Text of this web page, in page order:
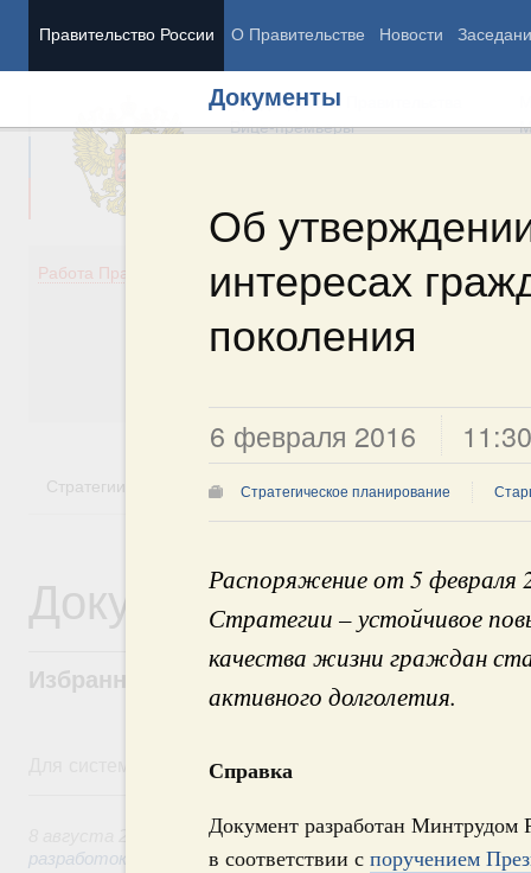
Правительство России О Правительстве Новости
Документы
Об
интересах
поколения
6 февраля 2016 11:30
Стратегическое планирование
Распоряжение от 5 февраля
Стратегии – устойчивое
качества жизни граждан
активного долголетия.
Справка
Документ разработан Минтрудом
в соответствии с поручением
Председатель Правительства
Вице-премьеры
Работа Правительства
Демография
Здоровье
Культура
Стратегии Государственные программы
Документы
Избранные документы со справками к
Для системного поиска перейдите в раздел "Поиск по
Государственная политика в сфере
разработок